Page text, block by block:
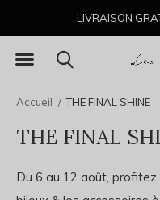
LIVRAISON
Accueil THE FINAL SHINE
THE FINAL
Du 6 au 12 août,